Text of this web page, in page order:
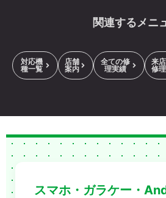
関連するメニ
対応機
種一覧
店舗
案内
全ての修
理実績
来店
修理
スマホ・ガラケー・